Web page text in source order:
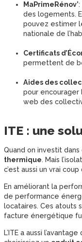
MaPrimeRénov’:
des logements.
pouvez estimer
nationale de
Certificats
permettent de
Aides des
pour encourager
web des
ITE : une
Quand on investit
thermique. Mais
c’est aussi un vrai
En améliorant la
de performance
locataires. Ces atouts
facture énergétique
L’ITE a aussi l’avantage